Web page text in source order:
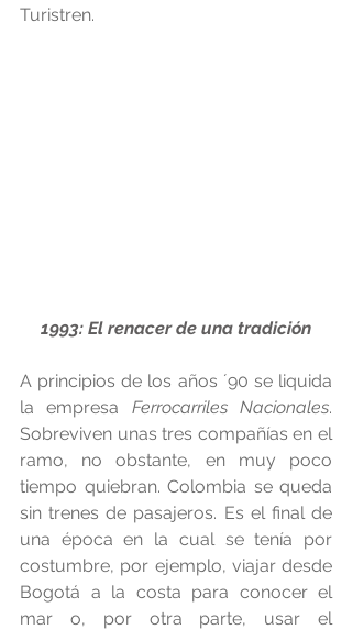
Turistren.
1993: El renacer de una tradición
A principios de los años ´90 se liquida
la empresa Ferrocarriles Nacionales.
Sobreviven unas tres compañías en el
ramo, no obstante, en muy poco
tiempo quiebran. Colombia se queda
sin trenes de pasajeros. Es el final de
una época en la cual se tenía por
costumbre, por ejemplo, viajar desde
Bogotá a la costa para conocer el
mar o, por otra parte, usar el